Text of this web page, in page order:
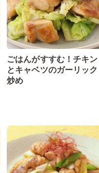
ごはんがすすむ！チキン
とキャベツのガーリック
炒め